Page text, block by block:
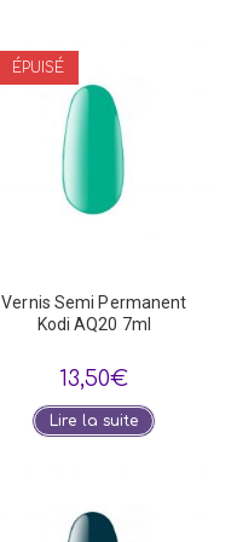
ÉPUISÉ
Vernis Semi Permanent
Kodi AQ20 7ml
13,50€
Lire la suite